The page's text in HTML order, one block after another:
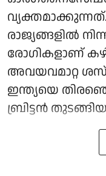
രാജ്യങ്ങളിൽ
രോഗികളാണ്
അവയവമാറ്റ
ഇന്ത്യയെ
ബ്രിട്ടൻ